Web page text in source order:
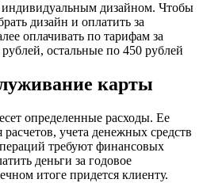
индивидуальным дизайном. Чтобы
дизайн и оплатить за
оплачивать по тарифам за
остальные по 450 рублей
карты
определенные расходы. Ее
учета денежных средств
требуют финансовых
деньги за годовое
итоге придется клиенту.